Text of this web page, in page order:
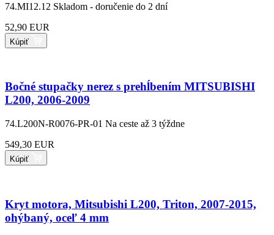
74.MI12.12 Skladom - doručenie do 2 dní
52,90 EUR
Kúpiť
Bočné stupačky nerez s prehĺbením MITSUBISHI
L200, 2006-2009
74.L200N-R0076-PR-01 Na ceste až 3 týždne
549,30 EUR
Kúpiť
Kryt motora, Mitsubishi L200, Triton, 2007-2015,
ohýbaný, oceľ 4 mm